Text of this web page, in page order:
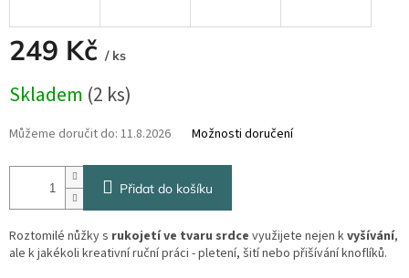
249 Kč / ks
cena:
Skladem (2 ks)
Můžeme doručit do: 11.8.2026 Možnosti doručení
Přidat do košíku
Roztomilé nůžky s rukojetí ve tvaru srdce využijete nejen kvyšívání,
ale k jakékoli kreativní ruční práci - pletení, šití nebo přišívání knoflíků.